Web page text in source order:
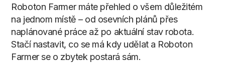
Roboton Farmer máte přehled o všem důležitém
na jednom místě – od osevních plánů přes
naplánované práce až po aktuální stav robota.
Stačí nastavit, co se má kdy udělat a Roboton
Farmer se o zbytek postará sám.